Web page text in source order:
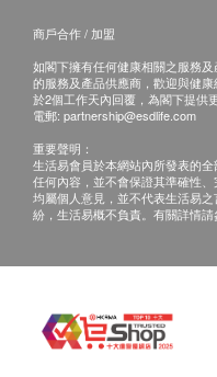
蠶豆症(G6PD
相對普遍的香港遺傳
人患蠶豆症，而每
甲型及乙型地中海貧血
香港約有12%父母攜
有些父母之前或會選擇
商戶合作 / 加盟
如閣下擁有任何健康相關之服務
的服務及產品供應商，歡迎與健
於2個工作天內回覆，為閣下提供
電郵: partnership@esdlife.com
重要聲明：
生活易會員於本網站內所發表的
任何內容，並不會保證其準確性
均屬個人意見，並不代表生活易
紛，生活易概不負責。有關詳情請